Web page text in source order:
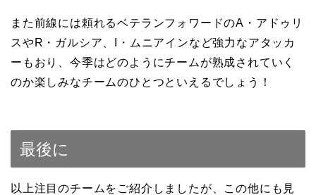
また前線には頼れるベテランフォワードのA・アドゥリ
スやR・ガルシア、I・ムニアインなど強力なアタッカ
ーもおり、今季はどのようにチームが熟成されていく
のか楽しみなチームのひとつといえるでしょう！
最後に
以上注目のチームをご紹介しましたが、この他にも見